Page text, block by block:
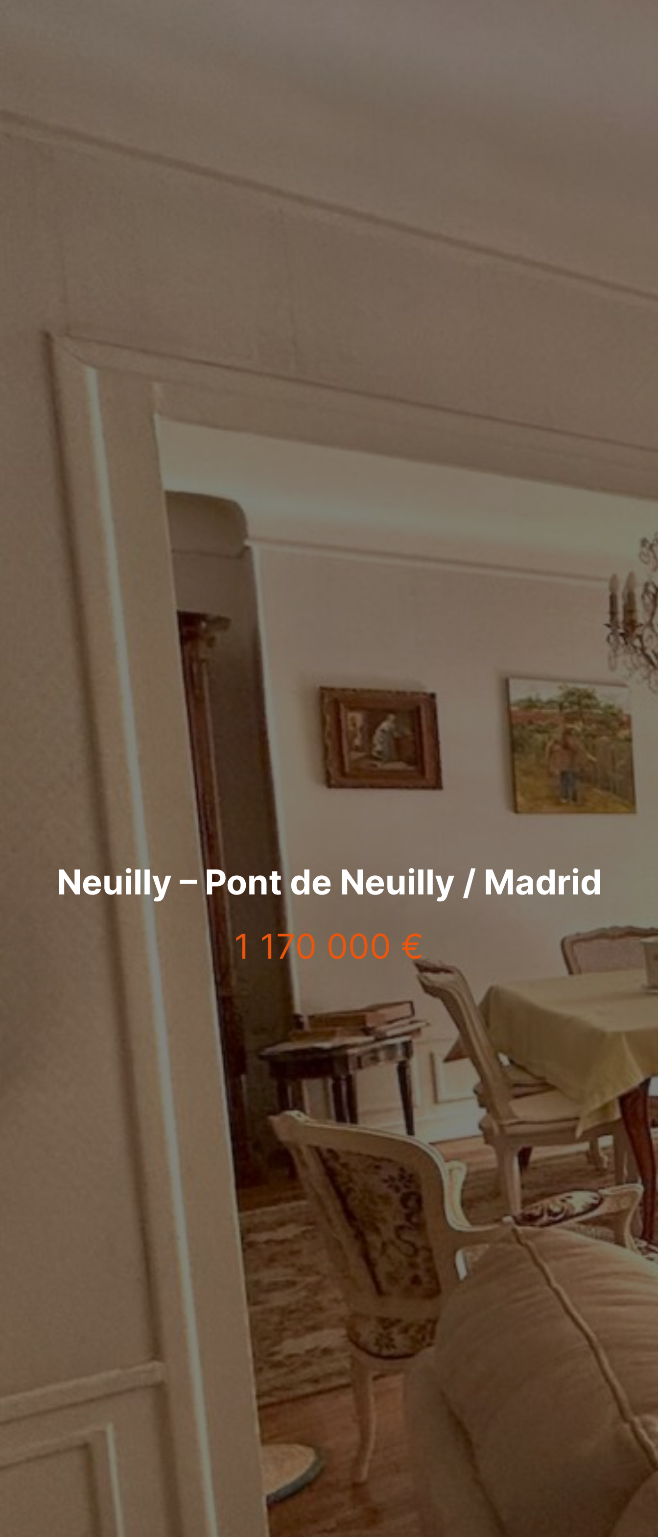
Neuilly – Pont de Neuilly / Madrid
1 170 000 €